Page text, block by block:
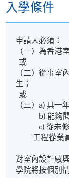
入學條件
申請人必須：
（一）為香港
或
（二）從事室
生；
或
（三）a) 具一
b) 能夠
c) 從未
工程從業
對室內設計感
學院將按個別